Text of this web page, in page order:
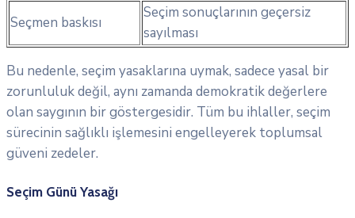
Seçmen baskısı
Seçim sonuçlarının geçersiz
sayılması
Bu nedenle, seçim yasaklarına uymak, sadece yasal bir
zorunluluk değil, aynı zamanda demokratik değerlere
olan saygının bir göstergesidir. Tüm bu ihlaller, seçim
sürecinin sağlıklı işlemesini engelleyerek toplumsal
güveni zedeler.
Seçim Günü Yasağı